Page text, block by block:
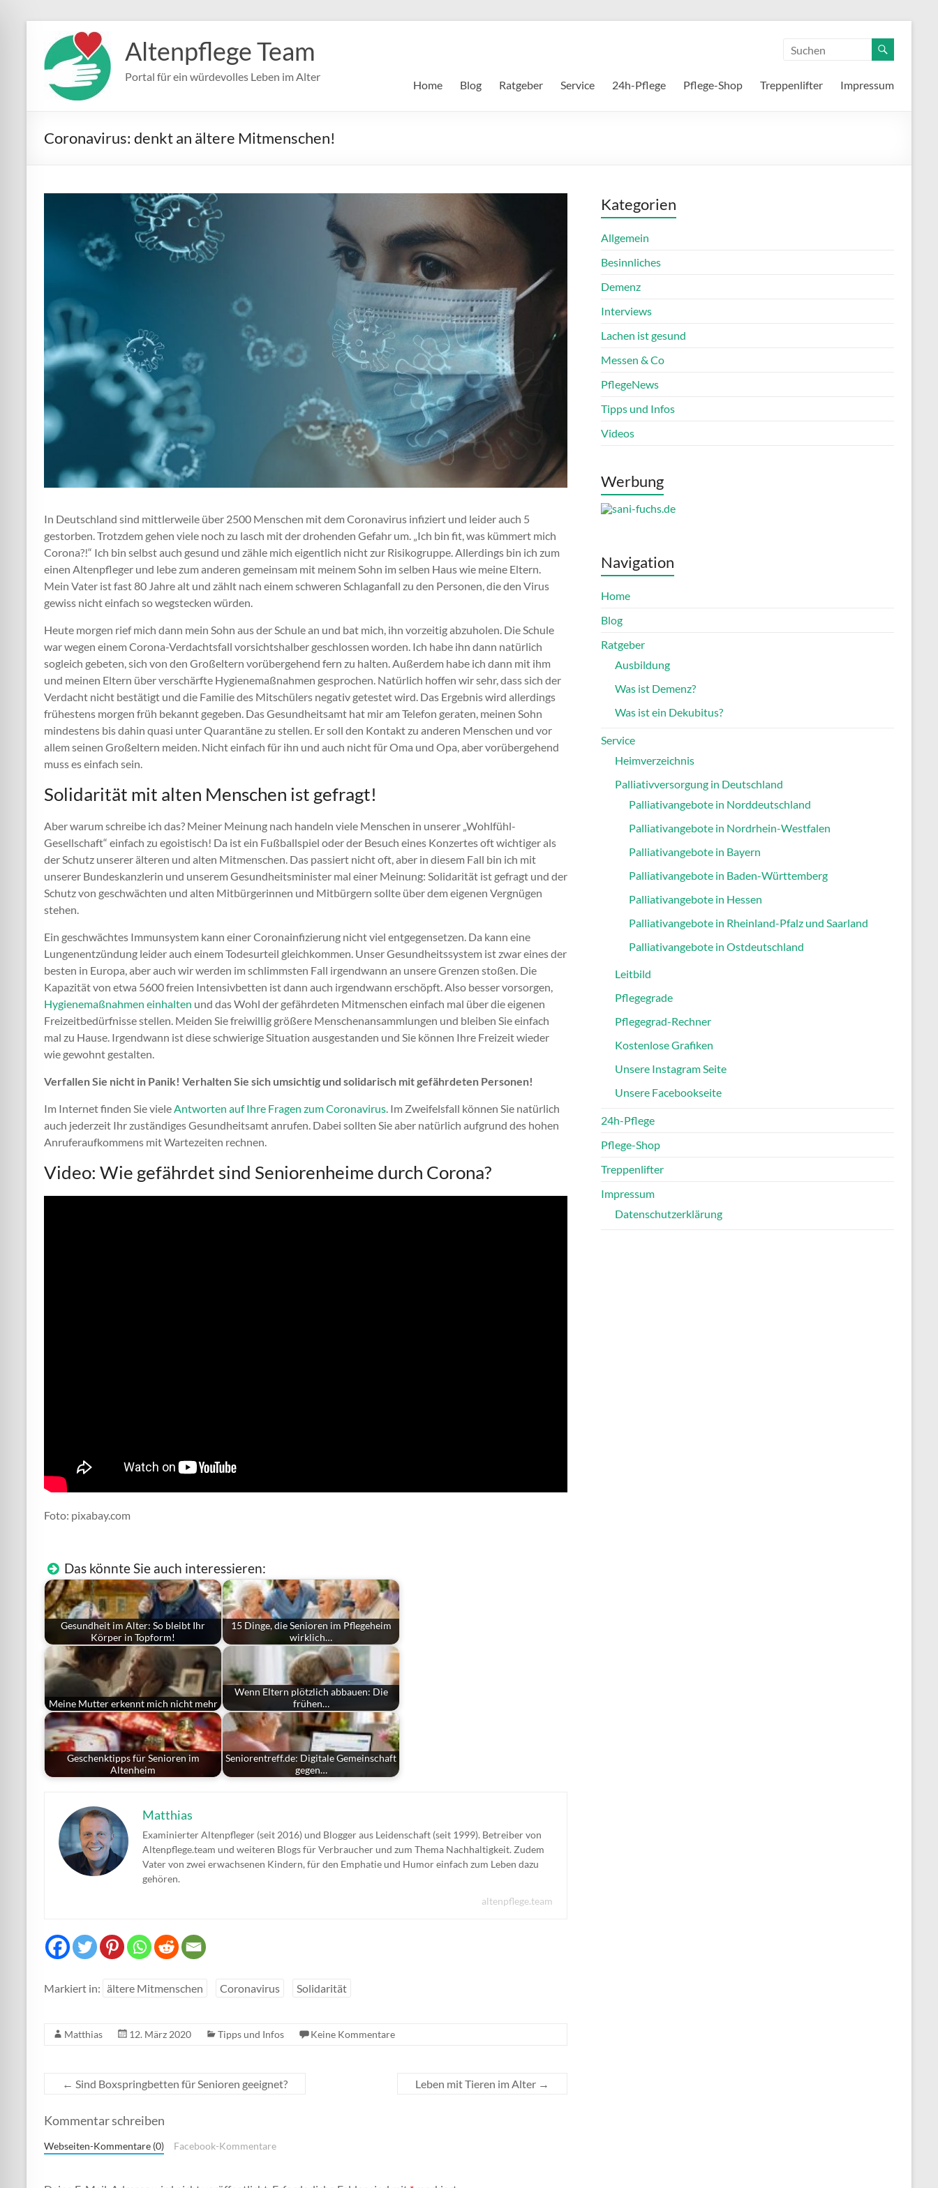
Inhalt
springen
Altenpflege Team
Portal für ein würdevolles Leben im Alter
Home Blog Ratgeber Service 24h-Pflege Pflege-Shop Treppenlifter Impressum
Coronavirus: denkt an ältere Mitmenschen!
In Deutschland sind mittlerweile über 2500 Menschen mit dem Coronavirus infiziert und leider auch 5
gestorben. Trotzdem gehen viele noch zu lasch mit der drohenden Gefahr um. „Ich bin fit, was kümmert mich
Corona?!“ Ich bin selbst auch gesund und zähle mich eigentlich nicht zur Risikogruppe. Allerdings bin ich zum
einen Altenpfleger und lebe zum anderen gemeinsam mit meinem Sohn im selben Haus wie meine Eltern.
Mein Vater ist fast 80 Jahre alt und zählt nach einem schweren Schlaganfall zu den Personen, die den Virus
gewiss nicht einfach so wegstecken würden.
Heute morgen rief mich dann mein Sohn aus der Schule an und bat mich, ihn vorzeitig abzuholen. Die Schule
war wegen einem Corona-Verdachtsfall vorsichtshalber geschlossen worden. Ich habe ihn dann natürlich
sogleich gebeten, sich von den Großeltern vorübergehend fern zu halten. Außerdem habe ich dann mit ihm
und meinen Eltern über verschärfte Hygienemaßnahmen gesprochen. Natürlich hoffen wir sehr, dass sich der
Verdacht nicht bestätigt und die Familie des Mitschülers negativ getestet wird. Das Ergebnis wird allerdings
frühestens morgen früh bekannt gegeben. Das Gesundheitsamt hat mir am Telefon geraten, meinen Sohn
mindestens bis dahin quasi unter Quarantäne zu stellen. Er soll den Kontakt zu anderen Menschen und vor
allem seinen Großeltern meiden. Nicht einfach für ihn und auch nicht für Oma und Opa, aber vorübergehend
muss es einfach sein.
Solidarität mit alten Menschen ist gefragt!
Aber warum schreibe ich das? Meiner Meinung nach handeln viele Menschen in unserer „Wohlfühl-
Gesellschaft“ einfach zu egoistisch! Da ist ein Fußballspiel oder der Besuch eines Konzertes oft wichtiger als
der Schutz unserer älteren und alten Mitmenschen. Das passiert nicht oft, aber in diesem Fall bin ich mit
unserer Bundeskanzlerin und unserem Gesundheitsminister mal einer Meinung: Solidarität ist gefragt und der
Schutz von geschwächten und alten Mitbürgerinnen und Mitbürgern sollte über dem eigenen Vergnügen
stehen.
Ein geschwächtes Immunsystem kann einer Coronainfizierung nicht viel entgegensetzen. Da kann eine
Lungenentzündung leider auch einem Todesurteil gleichkommen. Unser Gesundheitssystem ist zwar eines der
besten in Europa, aber auch wir werden im schlimmsten Fall irgendwann an unsere Grenzen stoßen. Die
Kapazität von etwa 5600 freien Intensivbetten ist dann auch irgendwann erschöpft. Also besser vorsorgen,
Hygienemaßnahmen einhalten und das Wohl der gefährdeten Mitmenschen einfach mal über die eigenen
Freizeitbedürfnisse stellen. Meiden Sie freiwillig größere Menschenansammlungen und bleiben Sie einfach
mal zu Hause. Irgendwann ist diese schwierige Situation ausgestanden und Sie können Ihre Freizeit wieder
wie gewohnt gestalten.
Verfallen Sie nicht in Panik! Verhalten Sie sich umsichtig und solidarisch mit gefährdeten Personen!
Im Internet finden Sie vieleAntworten auf Ihre Fragen zum Coronavirus. Im Zweifelsfall können Sie natürlich
auch jederzeit Ihr zuständiges Gesundheitsamt anrufen. Dabei sollten Sie aber natürlich aufgrund des hohen
Anruferaufkommens mit Wartezeiten rechnen.
Video: Wie gefährdet sind Seniorenheime durch Corona?
Foto: pixabay.com
Das könnte Sie auch interessieren:
Gesundheit im Alter: So bleibt Ihr
Körper in Topform!
15 Dinge, die Senioren im Pflegeheim
wirklich…
Meine Mutter erkennt mich nicht mehr
Wenn Eltern plötzlich abbauen: Die
frühen…
Geschenktipps für Senioren im
Altenheim
Seniorentreff.de: Digitale Gemeinschaft
gegen…
Matthias
Examinierter Altenpfleger (seit 2016) und Blogger aus Leidenschaft (seit 1999). Betreiber von
Altenpflege.team und weiteren Blogs für Verbraucher und zum Thema Nachhaltigkeit. Zudem
Vater von zwei erwachsenen Kindern, für den Emphatie und Humor einfach zum Leben dazu
gehören.
altenpflege.team
Markiert in: ältere Mitmenschen Coronavirus Solidarität
Matthias 12. März 2020 Tipps und Infos Keine Kommentare
← Sind Boxspringbetten für Senioren geeignet? Leben mit Tieren im Alter →
Kommentar schreiben
Webseiten-Kommentare (0) Facebook-Kommentare
Kategorien
Allgemein
Besinnliches
Demenz
Interviews
Lachen ist gesund
Messen & Co
PflegeNews
Tipps und Infos
Videos
Werbung
Navigation
Home
Blog
Ratgeber
Ausbildung
Was ist Demenz?
Was ist ein Dekubitus?
Service
Heimverzeichnis
Palliativversorgung in Deutschland
Palliativangebote in Norddeutschland
Palliativangebote in Nordrhein-Westfalen
Palliativangebote in Bayern
Palliativangebote in Baden-Württemberg
Palliativangebote in Hessen
Palliativangebote in Rheinland-Pfalz und Saarland
Palliativangebote in Ostdeutschland
Leitbild
Pflegegrade
Pflegegrad-Rechner
Kostenlose Grafiken
Unsere Instagram Seite
Unsere Facebookseite
24h-Pflege
Pflege-Shop
Treppenlifter
Impressum
Datenschutzerklärung